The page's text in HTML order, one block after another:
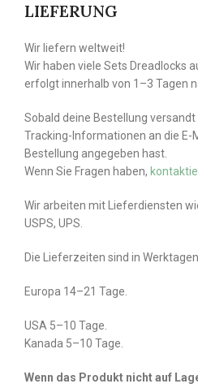
LIEFERUNG
Wir liefern weltweit!
Wir haben viele Sets Dreadlocks
erfolgt innerhalb von 1–3 Tagen
Sobald deine Bestellung
Tracking-Informationen an die E-
Bestellung angegeben hast.
Wenn Sie Fragen haben,
Wir arbeiten mit Lieferdiensten
USPS, UPS.
Die Lieferzeiten sind in
Europa 14–21 Tage.
USA 5–10 Tage.
Kanada 5–10 Tage.
Wenn das Produkt nicht auf